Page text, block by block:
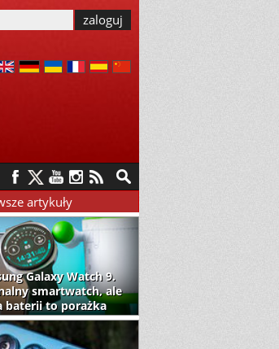
artykuły
Galaxy Watch 9.
smartwatch, ale
baterii to porażka